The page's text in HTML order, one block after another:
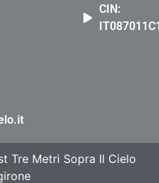
CIN:
Tre Metri Sopra Il Cielo